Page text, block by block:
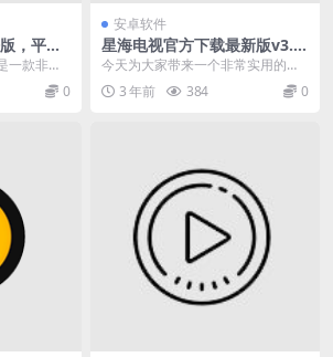
，平台
一款非常
提供了海
0
安卓软件
星海电视官方下载最新版v3.0.
231120，拥有大量影视动漫资
源，还有央视
今天为大家带来一个非常实用的安
卓app：星海电视官方下载最新版3.
0.23112...
3 年前 384 0